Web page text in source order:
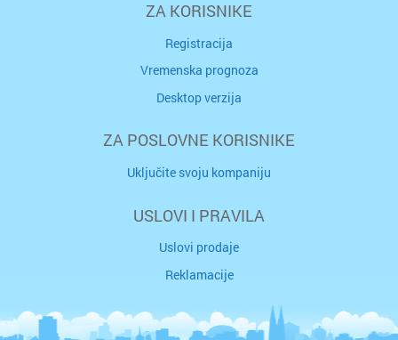
ZA KORISNIKE
Registracija
Vremenska prognoza
Desktop verzija
ZA POSLOVNE KORISNIKE
Uključite svoju kompaniju
USLOVI I PRAVILA
Uslovi prodaje
Reklamacije